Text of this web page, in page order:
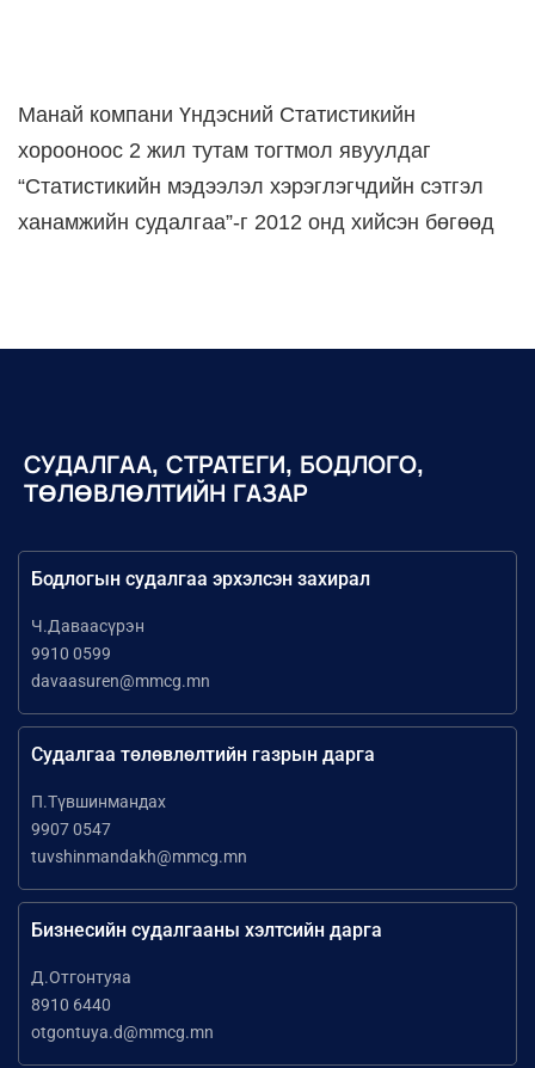
Манай компани Үндэсний Статистикийн
хорооноос 2 жил тутам тогтмол явуулдаг
“Статистикийн мэдээлэл хэрэглэгчдийн сэтгэл
ханамжийн судалгаа”-г 2012 онд хийсэн бөгөөд
СУДАЛГАА, СТРАТЕГИ, БОДЛОГО,
ТӨЛӨВЛӨЛТИЙН ГАЗАР
Бодлогын судалгаа эрхэлсэн захирал
Ч.Даваасүрэн
9910 0599
davaasuren@mmcg.mn
Судалгаа төлөвлөлтийн газрын дарга
П.Түвшинмандах
9907 0547
tuvshinmandakh@mmcg.mn
Бизнесийн судалгааны хэлтсийн дарга
Д.Отгонтуяа
8910 6440
otgontuya.d@mmcg.mn